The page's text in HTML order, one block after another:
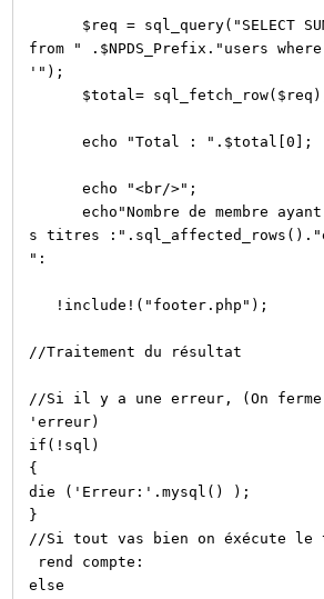
$req = sql_query("SELECT
from " .$NPDS_Prefix."users
'");
$total=
echo "Total : ".$total[0];
echo "<br/>";
echo"Nombre de membre
s titres
":
!include!("footer.php");
//Traitement du résultat
//Si il y a une erreur, (On
'erreur)
if(!sql)
{
die ('Erreur:'.mysql() );
}
//Si tout vas bien on éxécute le
rend compte:
else